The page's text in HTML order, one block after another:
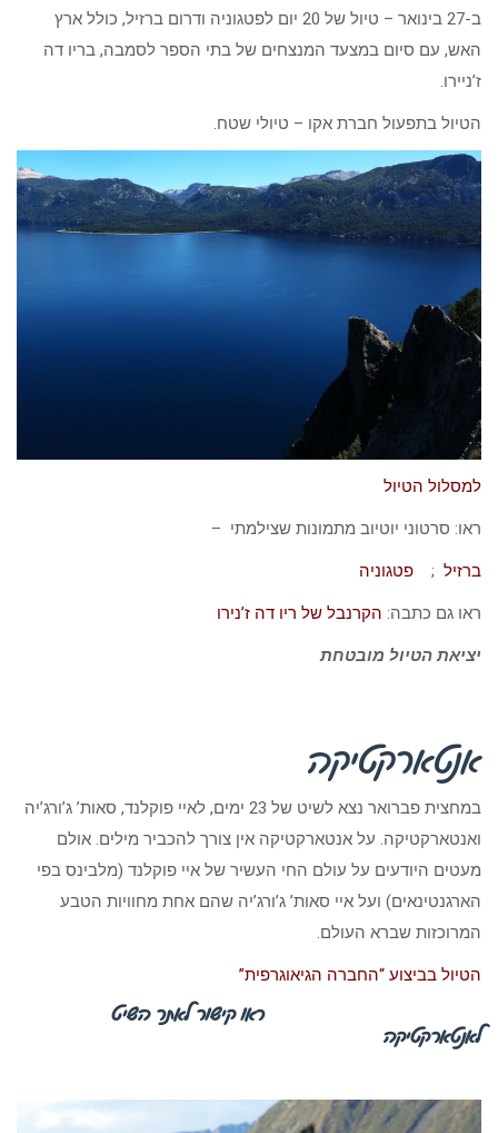
ב-27 בינואר – טיול של 20 יום לפטגוניה ודרום ברזיל, כולל ארץ
האש, עם סיום במצעד המנצחים של בתי הספר לסמבה, בריו דה
ז’ניירו.
הטיול בתפעול חברת אקו – טיולי שטח.
למסלול הטיול
ראו: סרטוני יוטיוב מתמונות שצילמתי –
ברזיל ; פטגוניה
ראו גם כתבה: הקרנבל של ריו דה ז’נירו
יציאת הטיול מובטחת
אנטארקטיקה
במחצית פברואר נצא לשיט של 23 ימים, לאיי פוקלנד, סאות’ ג’ורג’יה
ואנטארקטיקה. על אנטארקטיקה אין צורך להכביר מילים. אולם
מעטים היודעים על עולם החי העשיר של איי פוקלנד (מלבינס בפי
הארגנטינאים) ועל איי סאות’ ג’ורג’יה שהם אחת מחוויות הטבע
המרוכזות שברא העולם.
הטיול בביצוע “החברה הגיאוגרפית”
ראו קישור לאתר השיט
לאנטארקטיקה